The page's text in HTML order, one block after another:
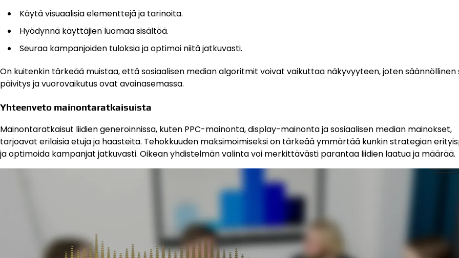
Käytä visuaalisia elementtejä ja tarinoita.
Hyödynnä käyttäjien luomaa sisältöä.
Seuraa kampanjoiden tuloksia ja optimoi niitä jatkuvasti.
On kuitenkin tärkeää muistaa, että sosiaalisen median algoritmit voivat vaikuttaa näkyvyyteen, joten säännöllinen
päivitys ja vuorovaikutus ovat avainasemassa.
Yhteenveto mainontaratkaisuista
Mainontaratkaisut liidien generoinnissa, kuten PPC-mainonta, display-mainonta ja sosiaalisen median mainokset,
tarjoavat erilaisia etuja ja haasteita. Tehokkuuden maksimoimiseksi on tärkeää ymmärtää kunkin strategian
ja optimoida kampanjat jatkuvasti. Oikean yhdistelmän valinta voi merkittävästi parantaa liidien laatua ja määrää.